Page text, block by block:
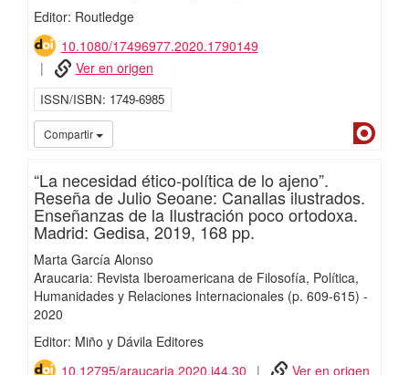
Editor: Routledge
10.1080/17496977.2020.1790149
Ver en origen
ISSN/ISBN 1749-6985
Compartir
“La necesidad ético-política de lo ajeno”.
Reseña de Julio Seoane: Canallas ilustrados.
Enseñanzas de la Ilustración poco ortodoxa.
Madrid: Gedisa, 2019, 168 pp.
Marta García Alonso
Araucaria: Revista Iberoamericana de Filosofía, Política,
Humanidades y Relaciones Internacionales (p. 609-615) -
2020
Editor: Miño y Dávila Editores
10.12795/araucaria.2020.i44.30
Ver en origen